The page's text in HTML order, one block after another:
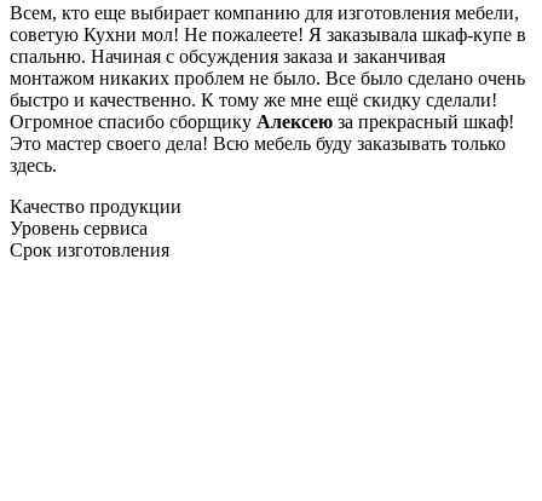
Всем, кто еще выбирает компанию для изготовления мебели,
советую Кухни мол! Не пожалеете! Я заказывала шкаф-купе в
спальню. Начиная с обсуждения заказа и заканчивая
монтажом никаких проблем не было. Все было сделано очень
быстро и качественно. К тому же мне ещё скидку сделали!
Огромное спасибо сборщику Алексею за прекрасный шкаф!
Это мастер своего дела! Всю мебель буду заказывать только
здесь.
Качество продукции
Уровень сервиса
Срок изготовления